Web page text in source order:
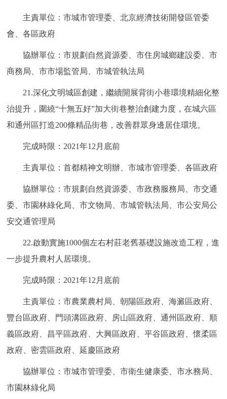
主責單位：市城市管理委、北京經濟技術開發區管委
會、各區政府
協辦單位：市規劃自然資源委、市住房城鄉建設委、市
商務局、市市場監管局、市城管執法局
21.深化文明城區創建，繼續開展背街小巷環境精細化整
治提升，圍繞“十無五好”加大街巷整治創建力度，在城六區
和通州區打造200條精品街巷，改善群眾身邊居住環境。
完成時限：2021年12月底前
主責單位：首都精神文明辦、市城市管理委、各區政府
協辦單位：市規劃自然資源委、市政務服務局、市交通
委、市園林綠化局、市文物局、市城管執法局、市公安局公
安交通管理局
22.啟動實施1000個左右村莊老舊基礎設施改造工程，進
一步提升農村人居環境。
完成時限：2021年12月底前
主責單位：市農業農村局、朝陽區政府、海澱區政府、
豐台區政府、門頭溝區政府、房山區政府、通州區政府、順
義區政府、昌平區政府、大興區政府、平谷區政府、懷柔區
政府、密雲區政府、延慶區政府
協辦單位：市城市管理委、市衛生健康委、市水務局、
市園林綠化局